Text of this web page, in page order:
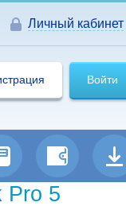
Личный кабинет
Войти
Pro 5